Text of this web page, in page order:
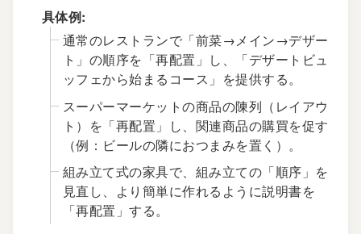
具体例:
通常のレストランで「前菜→メイン→デザー
ト」の順序を「再配置」し、「デザートビュ
ッフェから始まるコース」を提供する。
スーパーマーケットの商品の陳列（レイアウ
ト）を「再配置」し、関連商品の購買を促す
（例：ビールの隣におつまみを置く）。
組み立て式の家具で、組み立ての「順序」を
見直し、より簡単に作れるように説明書を
「再配置」する。